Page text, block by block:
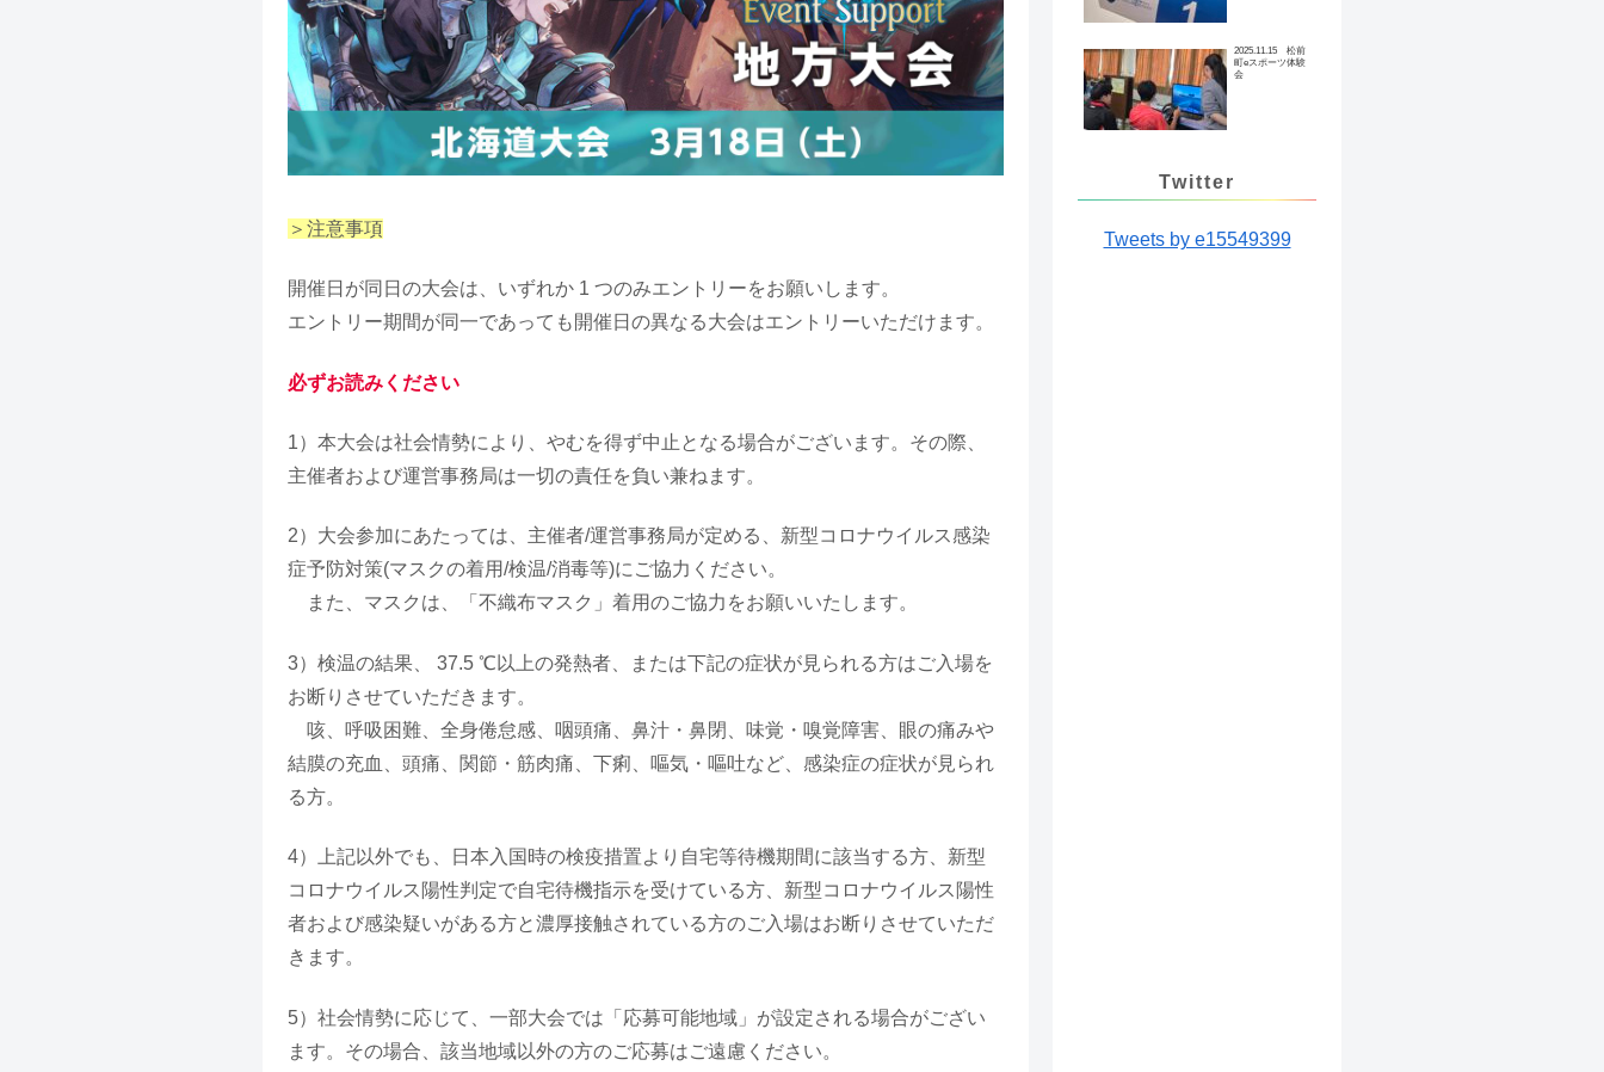
＞注意事項
開催日が同日の大会は、いずれか 1 つのみエントリーをお願いします。
エントリー期間が同一であっても開催日の異なる大会はエントリーいただけます。
必ずお読みください
1）本大会は社会情勢により、やむを得ず中止となる場合がございます。その際、
主催者および運営事務局は一切の責任を負い兼ねます。
2）大会参加にあたっては、主催者/運営事務局が定める、新型コロナウイルス感染
症予防対策(マスクの着用/検温/消毒等)にご協力ください。
また、マスクは、「不織布マスク」着用のご協力をお願いいたします。
3）検温の結果、 37.5 ℃以上の発熱者、または下記の症状が見られる方はご入場を
お断りさせていただきます。
咳、呼吸困難、全身倦怠感、咽頭痛、鼻汁・鼻閉、味覚・嗅覚障害、眼の痛みや
結膜の充血、頭痛、関節・筋肉痛、下痢、嘔気・嘔吐など、感染症の症状が見られ
る方。
4）上記以外でも、日本入国時の検疫措置より自宅等待機期間に該当する方、新型
コロナウイルス陽性判定で自宅待機指示を受けている方、新型コロナウイルス陽性
者および感染疑いがある方と濃厚接触されている方のご入場はお断りさせていただ
きます。
5）社会情勢に応じて、一部大会では「応募可能地域」が設定される場合がござい
ます。その場合、該当地域以外の方のご応募はご遠慮ください。
2025.11.15 松前
町eスポーツ体験
会
Twitter
Tweets by e15549399